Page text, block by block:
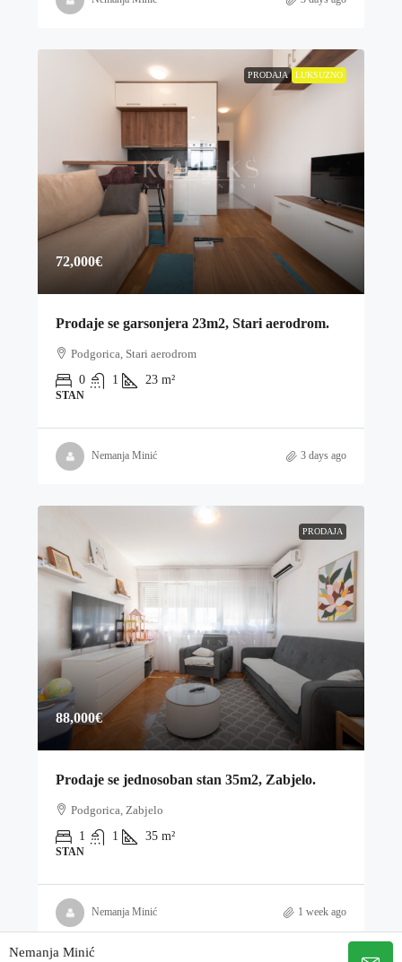
PRODAJA LUKSUZNO
72,000€
Prodaje se garsonjera 23m2, Stari aerodrom.
Podgorica, Stari aerodrom
0
1 23 m²
STAN
Nemanja Minić 3 days ago
PRODAJA
88,000€
Prodaje se jednosoban stan 35m2, Zabjelo.
Podgorica, Zabjelo
1
1 35 m²
STAN
Nemanja Minić 1 week ago
Nemanja Minić